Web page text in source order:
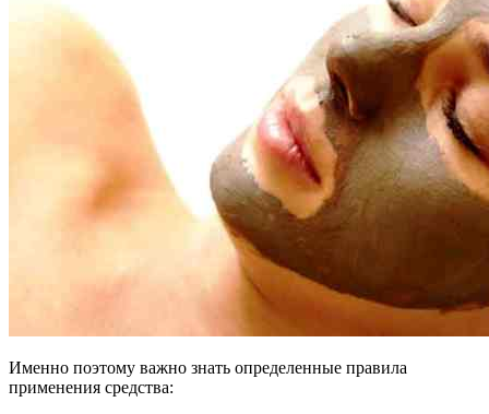
Именно поэтому важно знать определенные правила
применения средства: